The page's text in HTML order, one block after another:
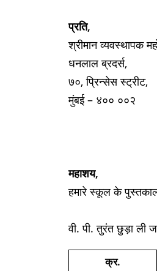
प्रति,
श्रीमान व्यवस्थापक
धनलाल ब्रदर्स,
७०, प्रिन्सेस स्ट्रीट,
मुंबई – ४०० ००२
महाशय,
हमारे स्कूल के
वी. पी. तुरंत छुड़ा ली
क्र.